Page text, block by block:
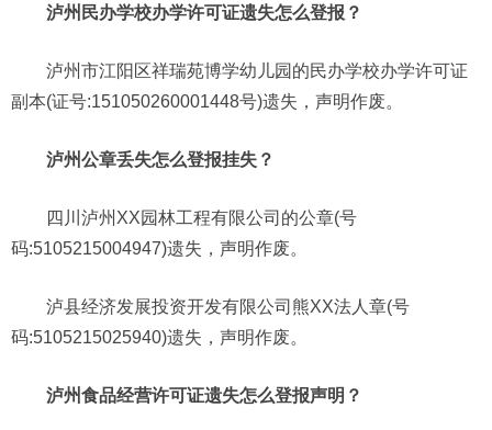
泸州民办学校办学许可证遗失怎么登报？
泸州市江阳区祥瑞苑博学幼儿园的民办学校办学许可证
副本(证号:151050260001448号)遗失，声明作废。
泸州公章丢失怎么登报挂失？
四川泸州XX园林工程有限公司的公章(号
码:5105215004947)遗失，声明作废。
泸县经济发展投资开发有限公司熊XX法人章(号
码:5105215025940)遗失，声明作废。
泸州食品经营许可证遗失怎么登报声明？